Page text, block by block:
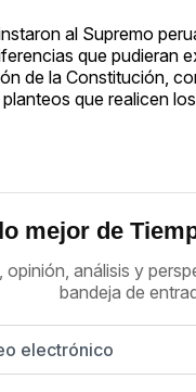
al Supremo
que pudieran
de la Constitución,
que realicen
mejor de
opinión, análisis y
bandeja de